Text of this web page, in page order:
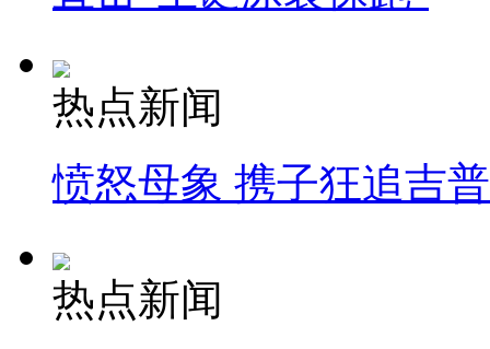
热点新闻
愤怒母象 携子狂追吉
热点新闻